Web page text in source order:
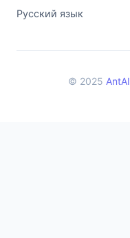
Русский язык
© 2025 AntAI